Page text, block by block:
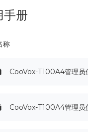
手册
称
CooVox-T100A4管理员
CooVox-T100A4管理员